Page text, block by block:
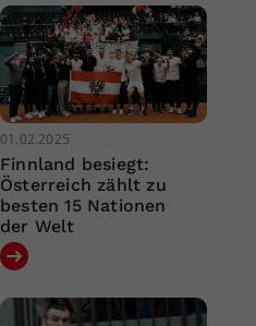
01.02.2025
Finnland besiegt:
Österreich zählt zu
besten 15 Nationen
der Welt